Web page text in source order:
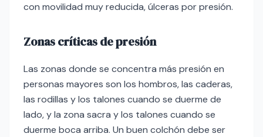
con movilidad muy reducida, úlceras por presión.
Zonas críticas de presión
Las zonas donde se concentra más presión en
personas mayores son los hombros, las caderas,
las rodillas y los talones cuando se duerme de
lado, y la zona sacra y los talones cuando se
duerme boca arriba. Un buen colchón debe ser